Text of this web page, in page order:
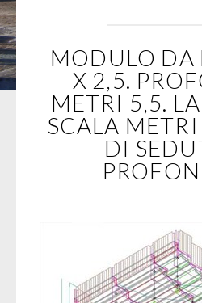
MODULO DA
X 2,5.
METRI 5,5.
SCALA
DI